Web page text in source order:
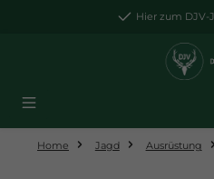
Zum Hauptinhalt springenHier zum
Home Jagd Ausrüstung